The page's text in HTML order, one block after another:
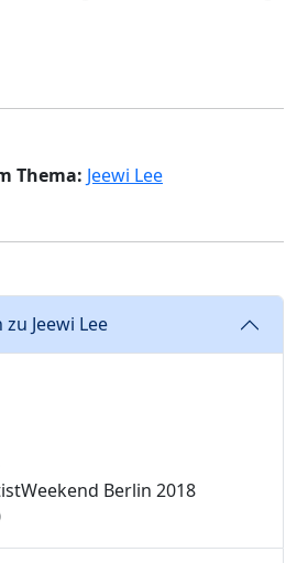
Thema: Jeewi Lee
Jeewi Lee
Berlin 2018